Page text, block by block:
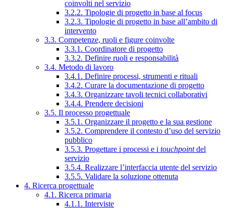
coinvolti nel servizio
3.2.2. Tipologie di progetto in base al focus
3.2.3. Tipologie di progetto in base all’ambito di
intervento
3.3. Competenze, ruoli e figure coinvolte
3.3.1. Coordinatore di progetto
3.3.2. Definire ruoli e responsabilità
3.4. Metodo di lavoro
3.4.1. Definire processi, strumenti e rituali
3.4.2. Curare la documentazione di progetto
3.4.3. Organizzare tavoli tecnici collaborativi
3.4.4. Prendere decisioni
3.5. Il processo progettuale
3.5.1. Organizzare il progetto e la sua gestione
3.5.2. Comprendere il contesto d’uso del servizio
pubblico
3.5.3. Progettare i processi e i touchpointdel
servizio
3.5.4. Realizzare l’interfaccia utente del servizio
3.5.5. Validare la soluzione ottenuta
4. Ricerca progettuale
4.1. Ricerca primaria
4.1.1. Interviste